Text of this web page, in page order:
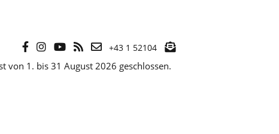
+43 1 52104
von 1. bis 31 August 2026 geschlossen.